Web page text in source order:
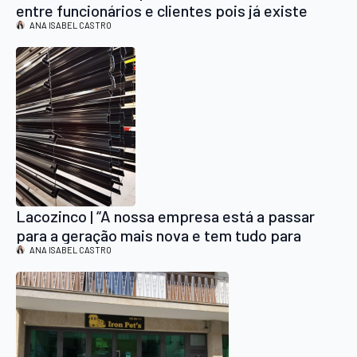
entre funcionários e clientes pois já existe
esse sentimento de confiança”
ANA ISABEL CASTRO
Lacozinco | “A nossa empresa está a passar
para a geração mais nova e tem tudo para
evoluir e desenvolver, é um negócio de futuro”
ANA ISABEL CASTRO